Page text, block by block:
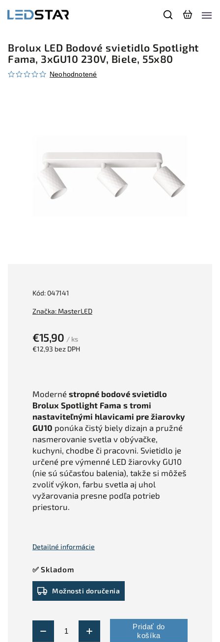
Brolux LED Bodové svietidlo Spotlight
Fama, 3xGU10 230V, Biele, 55x80
Neohodnotené
Kód: 047141
Značka: MasterLED
€15,90 / ks
€12,93 bez DPH
✅ Skladom
Možnosti doručenia
Pridať do
košíka
Moderné stropné bodové svietidlo
Brolux Spotlight Fama s tromi
nastaviteľnými hlavicami pre žiarovky
GU10 ponúka čistý biely dizajn a pružné
nasmerovanie svetla v obývačke,
kuchyni, chodbe či pracovni. Svietidlo je
určené pre výmenné LED žiarovky GU10
(nie sú súčasťou balenia), takže si môžeš
zvoliť výkon, farbu svetla aj uhol
vyžarovania presne podľa potrieb
priestoru.
Detailné informácie